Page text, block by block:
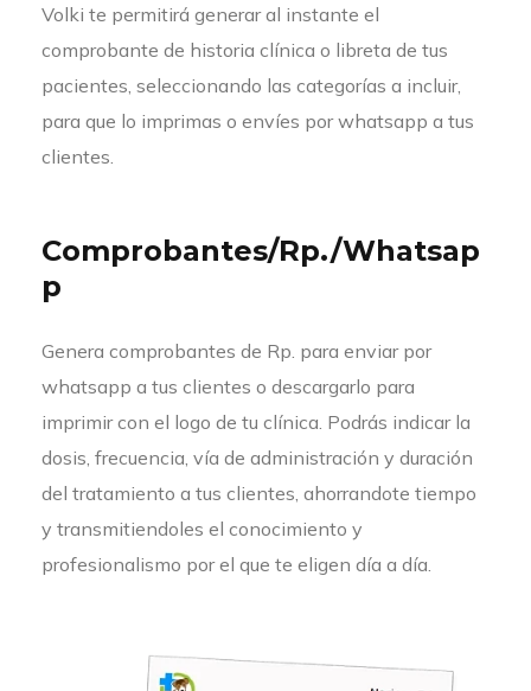
Volki te permitirá generar al instante el
comprobante de historia clínica o libreta de tus
pacientes, seleccionando las categorías a incluir,
para que lo imprimas o envíes por whatsapp a tus
clientes.
Comprobantes/Rp./Whatsap
p
Genera comprobantes de Rp. para enviar por
whatsapp a tus clientes o descargarlo para
imprimir con el logo de tu clínica. Podrás indicar la
dosis, frecuencia, vía de administración y duración
del tratamiento a tus clientes, ahorrandote tiempo
y transmitiendoles el conocimiento y
profesionalismo por el que te eligen día a día.